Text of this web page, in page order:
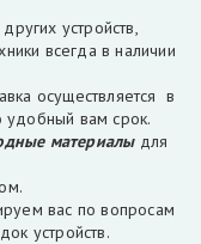
устройств,
всегда в наличии
осуществляется в
удобный вам срок.
материалыдля
вас по вопросам
устройств.